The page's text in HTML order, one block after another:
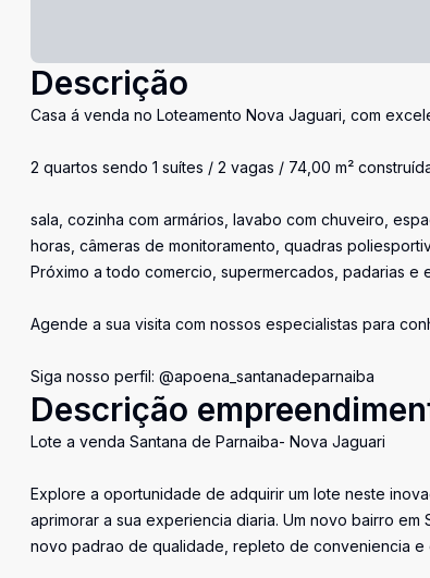
Descrição
Casa á venda no Loteamento Nova Jaguari, com
2 quartos sendo 1 suítes / 2 vagas / 74,00 m²
sala, cozinha com armários, lavabo com chuveiro,
horas, câmeras de monitoramento, quadras
Próximo a todo comercio, supermercados, padarias e
Agende a sua visita com nossos especialistas para
Siga nosso perfil: @apoena_santanadeparnaiba
Descrição
Lote a venda Santana de Parnaiba- Nova Jaguari
Explore a oportunidade de adquirir um lote neste
aprimorar a sua experiencia diaria. Um novo bairro
novo padrao de qualidade, repleto de conveniencia e